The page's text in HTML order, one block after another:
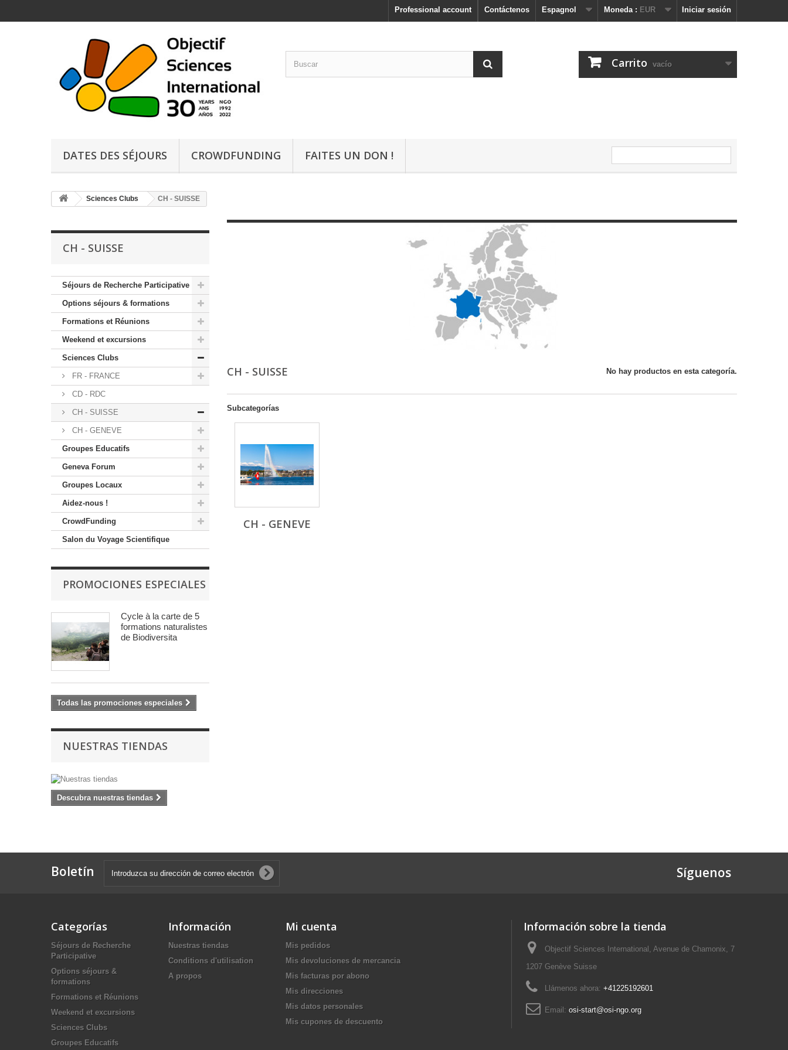
Iniciar sesión
Moneda : EUR
Espagnol
Contáctenos
Professional account
Carrito vacío
DATES DES SÉJOURS CROWDFUNDING FAITES UN DON !
Sciences Clubs CH - SUISSE
CH - SUISSE
Séjours de Recherche Participative
Options séjours & formations
Formations et Réunions
Weekend et excursions
Sciences Clubs
FR - FRANCE
CD - RDC
CH - SUISSE
CH - GENEVE
Groupes Educatifs
Geneva Forum
Groupes Locaux
Aidez-nous !
CrowdFunding
Salon du Voyage Scientifique
PROMOCIONES ESPECIALES
Cycle à la carte de 5
formations naturalistes
de Biodiversita
Todas las promociones especiales
NUESTRAS TIENDAS
Descubra nuestras tiendas
CH - SUISSE No hay productos en esta categoría.
Subcategorías
CH - GENEVE
Boletín Síguenos
Categorías
Séjours de Recherche
Participative
Options séjours &
formations
Formations et Réunions
Weekend et excursions
Sciences Clubs
Groupes Educatifs
Información
Nuestras tiendas
Conditions d'utilisation
A propos
Mi cuenta
Mis pedidos
Mis devoluciones de mercancia
Mis facturas por abono
Mis direcciones
Mis datos personales
Mis cupones de descuento
Información sobre la tienda
Objectif Sciences International, Avenue de Chamonix, 7
1207 Genève Suisse
Llámenos ahora: +41225192601
Email: osi-start@osi-ngo.org